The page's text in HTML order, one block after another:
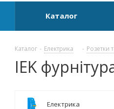
Каталог
Каталог - Електрика - Розетки
IEK
Електрика